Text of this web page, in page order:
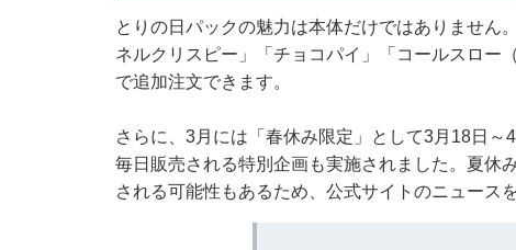
とりの日パックの魅力は本体だけではありません
ネルクリスピー」「チョコパイ」「コールスロー
で追加注文できます。
さらに、3月には「春休み限定」として3月18日
毎日販売される特別企画も実施されました。夏休
される可能性もあるため、公式サイトのニュース